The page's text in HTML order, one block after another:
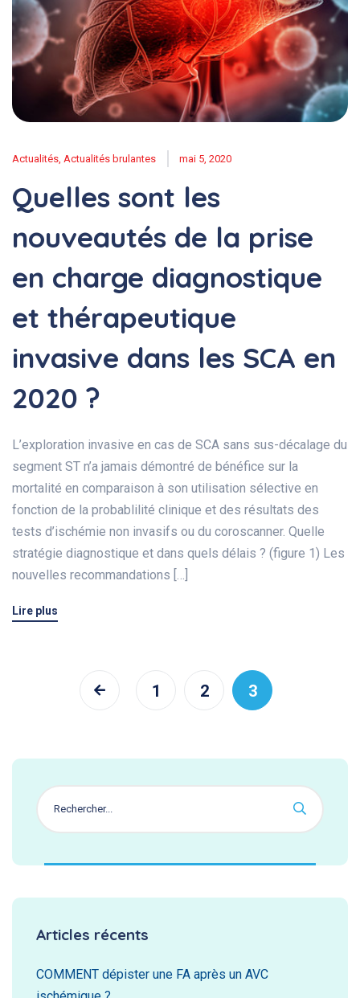
Actualités Actualités brulantes mai 5, 2020
Quelles sont les
nouveautés de la prise
en charge diagnostique
et thérapeutique
invasive dans les SCA en
2020 ?
L’exploration invasive en cas de SCA sans sus-décalage du
segment ST n’a jamais démontré de bénéfice sur la
mortalité en comparaison à son utilisation sélective en
fonction de la probablilité clinique et des résultats des
tests d’ischémie non invasifs ou du coroscanner. Quelle
stratégie diagnostique et dans quels délais ? (figure 1) Les
nouvelles recommandations […]
Lire plus
1 2 3
Articles récents
COMMENT dépister une FA après un AVC